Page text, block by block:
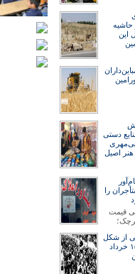
این
دستی
اصیل
را
قیمت
از شکل
گیری قیام ۱۵ خرداد